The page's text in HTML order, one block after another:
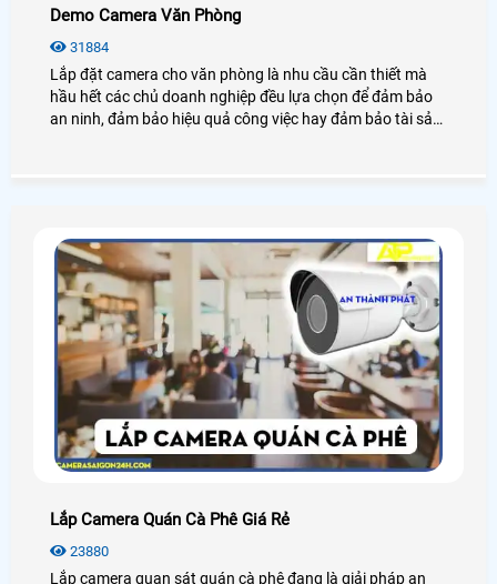
Demo Camera Văn Phòng
31884
Lắp đặt camera cho văn phòng là nhu cầu cần thiết mà
hầu hết các chủ doanh nghiệp đều lựa chọn để đảm bảo
an ninh, đảm bảo hiệu quả công việc hay đảm bảo tài sản
Lắp Camera Quán Cà Phê Giá Rẻ
23880
Lắp camera quan sát quán cà phê đang là giải pháp an